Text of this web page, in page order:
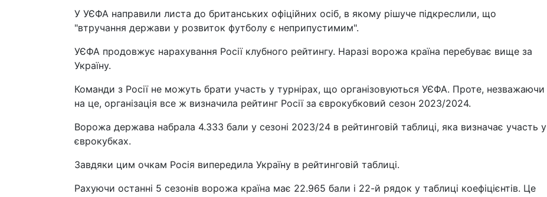
У УЄФА направили листа до британських офіційних осіб, в якому рішуче підкреслили, що
"втручання держави у розвиток футболу є неприпустимим".
УЄФА продовжує нарахування Росії клубного рейтингу. Наразі ворожа країна перебуває вище за
Україну.
Команди з Росії не можуть брати участь у турнірах, що організовуються УЄФА. Проте, незважаючи
на це, організація все ж визначила рейтинг Росії за єврокубковий сезон 2023/2024.
Ворожа держава набрала 4.333 бали у сезоні 2023/24 в рейтинговій таблиці, яка визначає участь у
єврокубках.
Завдяки цим очкам Росія випередила Україну в рейтинговій таблиці.
Рахуючи останні 5 сезонів ворожа країна має 22.965 бали і 22-й рядок у таблиці коефіцієнтів. Це